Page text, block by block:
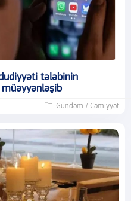
tələbinin
Gündəm / Cəmiyyət